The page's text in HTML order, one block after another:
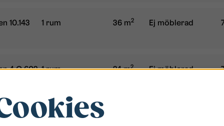
10.143 Typ/storlek:
1 rum Boyta:
36 m2 Möblerad:
Ej möblerad
4 C.602 Typ/storlek:
1 rum Boyta:
24 m2 Möblerad:
Ej möblerad